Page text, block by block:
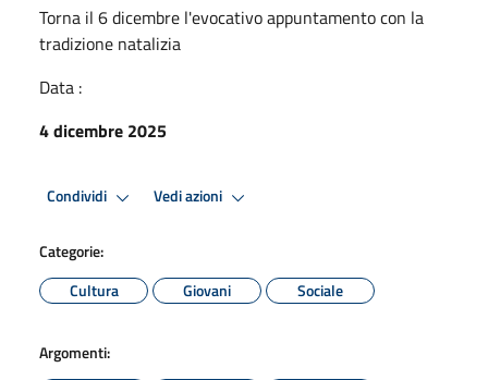
Torna il 6 dicembre l'evocativo appuntamento con la
tradizione natalizia
Data :
4 dicembre 2025
Condividi Vedi azioni
Categorie:
Cultura
Giovani Sociale
Argomenti: